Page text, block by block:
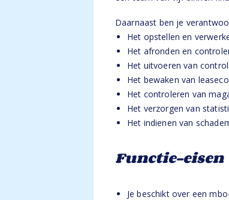
Daarnaast ben je
Het opstellen en
Het afronden en
Het uitvoeren van
Het bewaken van
Het controleren van
Het verzorgen van
Het indienen van
Functie-eisen
Je beschikt over een